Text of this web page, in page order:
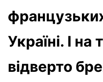
Україні. І на
відверто